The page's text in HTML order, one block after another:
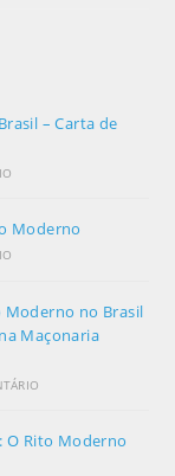
– Carta de
Moderno
Moderno no Brasil
Maçonaria
O Rito Moderno